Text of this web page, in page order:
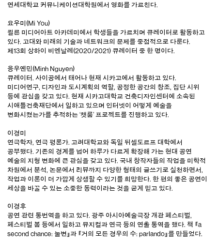
연세대학교 커뮤니케이션대학원에서 영화를 가르친다.
요우미(Mi You)
쾰른 미디어아트 아카데미에서 학생들을 가르치며 큐레이터로 활동하고
있다. 고대와 미래의 기술과 네트워크의 문제를 중점적으로 다룬다.
제13회 상하이 비엔날레(2020/2021) 큐레이터 중 한 명이다.
응우옌민(Minh Nguyen)
큐레이터. 사이공에서 태어나 현재 시카고에서 활동하고 있다.
미디어연구, 디자인과 도시계획의 역할, 공정한 공간의 창조, 집단 시위
등에 관심을 갖고 있다. 현재 시카고대학교 건축디자인센터에 소속된
시애틀건축재단에서 일하고 있으며 인터넷이 어떻게 예술을
변화시켰는가를 추적하는 ‘챗룸’ 프로젝트를 진행하고 있다.
이경미
연극학자, 연극 평론가. 고려대학교와 독일 뒤셀도르프 대학에서
공부했다. 기존의 경계를 넘어 하루가 다르게 확장해 가는 현대 공연
예술의 지형 변화에 큰 관심을 갖고 있다. 국내 창작자들의 작업을 미학적
차원에서 분석, 논문에서 리뷰까지 다양한 형태의 글쓰기로 실천하면서,
작업과 이론이 더 가깝게 상생할 수 있기를 희망한다. 한 편의 좋은 공연이
세상을 바꿀 수 있는 소중한 동력이라는 것을 굳게 믿고 있다.
이경후
공연 관련 통번역을 하고 있다. 광주 아시아예술극장 개관 페스티벌,
페스티벌 봄 등에서 일하고 뮤지컬과 연극 등의 연출 통역을 했다. 책 『a
second chance: 눌변』과 『거의 모든 경우의 수: parlando』를 만들었다.